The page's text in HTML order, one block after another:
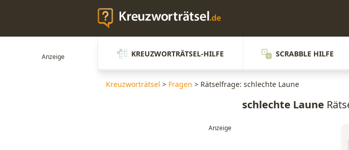
KREUZWORTRÄTSEL-HILFE SCRABBLE HILFE
Kreuzworträtsel > Fragen > Rätselfrage: schlechte Laune
schlechte Laune